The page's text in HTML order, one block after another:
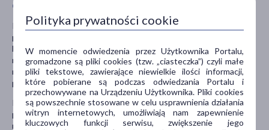
Ostrzeżenia i środki ostrożności
Przed zastosowaniem leku powinien poinformować lekarza, jeśli
pacjent: ma uczulenie na inne leki; cierpi na choroby nerek (może
być wymagana zmiana dawki); cierpi na ciężkie choroby, które
mogą wymagać natychmiastowego leczenia w szpitalu; ma
nieprawidłowo działający układ odpornościowy; choruje na
przewlekłą chorobę serca lub chorobę układu oddechowego.
Podczas przyjmowania kapsułek Ebilfumin, należy niezwłocznie
poinformować lekarza jeśli zauważy się zmiany w zachowaniu lub
nastroju (zdarzenia neuropsychiatryczne), zwłaszcza u dzieci i
Polityka prywatności cookie
W momencie odwiedzenia przez Użytkownika Portalu,
gromadzone są pliki cookies (tzw. „ciasteczka”) czyli małe
pliki tekstowe, zawierające niewielkie ilości informacji,
które pobierane są podczas odwiedzania Portalu i
przechowywane na Urządzeniu Użytkownika. Pliki cookies
są powszechnie stosowane w celu usprawnienia działania
witryn internetowych, umożliwiają nam zapewnienie
kluczowych funkcji serwisu, zwiększenie jego